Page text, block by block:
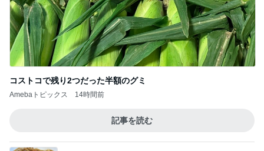
コストコで残り2つだった半額のグミ
Amebaトピックス 14時間前
記事を読む